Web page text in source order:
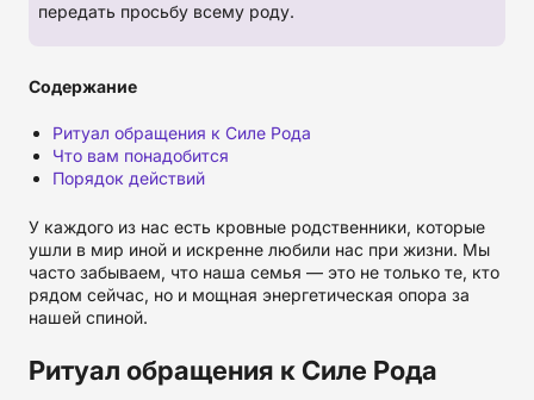
передать просьбу всему роду.
Содержание
Ритуал обращения к Силе Рода
Что вам понадобится
Порядок действий
У каждого из нас есть кровные родственники, которые
ушли в мир иной и искренне любили нас при жизни. Мы
часто забываем, что наша семья — это не только те, кто
рядом сейчас, но и мощная энергетическая опора за
нашей спиной.
Ритуал обращения к Силе Рода